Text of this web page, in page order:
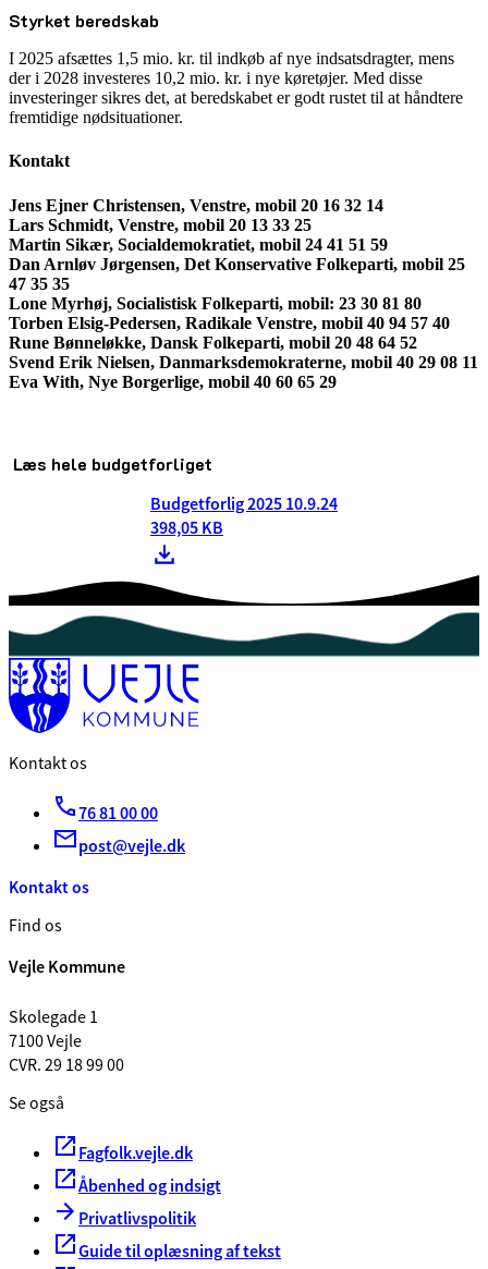
Styrket beredskab
I 2025 afsættes 1,5 mio. kr. til indkøb af nye indsatsdragter, mens
der i 2028 investeres 10,2 mio. kr. i nye køretøjer. Med disse
investeringer sikres det, at beredskabet er godt rustet til at håndtere
fremtidige nødsituationer.
Kontakt
Jens Ejner Christensen, Venstre, mobil 20 16 32 14
Lars Schmidt, Venstre, mobil 20 13 33 25
Martin Sikær, Socialdemokratiet, mobil 24 41 51 59
Dan Arnløv Jørgensen, Det Konservative Folkeparti, mobil 25
47 35 35
Lone Myrhøj, Socialistisk Folkeparti, mobil: 23 30 81 80
Torben Elsig-Pedersen, Radikale Venstre, mobil 40 94 57 40
Rune Bønneløkke, Dansk Folkeparti, mobil 20 48 64 52
Svend Erik Nielsen, Danmarksdemokraterne, mobil 40 29 08 11
Eva With, Nye Borgerlige, mobil 40 60 65 29
Læs hele budgetforliget
Budgetforlig 2025 10.9.24
398,05 KB
Kontakt os
76 81 00 00
post@vejle.dk
Kontakt os
Find os
Vejle Kommune
Skolegade 1
7100 Vejle
CVR. 29 18 99 00
Se også
Fagfolk.vejle.dk
Åbenhed og indsigt
Privatlivspolitik
Guide til oplæsning af tekst